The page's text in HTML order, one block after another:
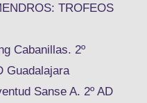
TROFEOS
Cabanillas. 2º
Guadalajara
Sanse A. 2º AD